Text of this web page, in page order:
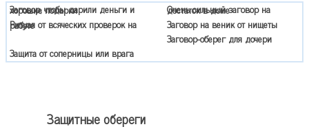
Заговор, чтобы дарили деньги и хорошие подарки
Очень сильный заговор на достаток в доме
Ритуал от всяческих проверок на работе
Заговор на веник от нищеты
Заговор-оберег для дочери
Защита от соперницы или врага
Защитные обереги